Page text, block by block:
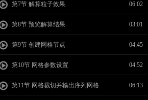
第7节 解算粒子效果 06:02
第8节 预览解算结果 03:01
第9节 创建网格节点 04:45
第10节 网格参数设置 04:52
第11节 网格裁切并输出序列网格 06:13